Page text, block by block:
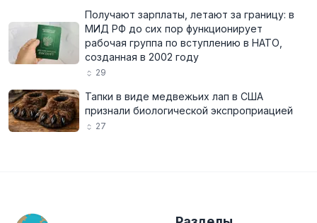
Получают зарплаты, летают за границу: в
МИД РФ до сих пор функционирует
рабочая группа по вступлению в НАТО,
созданная в 2002 году
29
Тапки в виде медвежьих лап в США
признали биологической экспроприацией
27